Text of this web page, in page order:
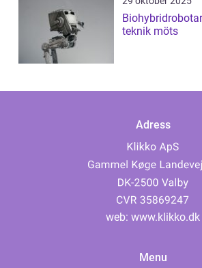
teknik möts
Adress
web: www.klikko.dk
Menu